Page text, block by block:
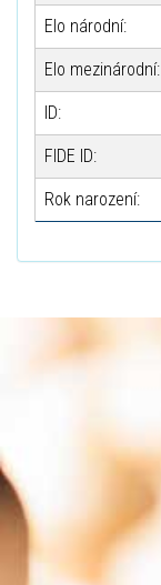
Elo národní:
Elo mezinárodní:
ID:
FIDE ID:
Rok narození: